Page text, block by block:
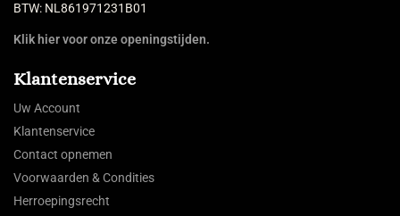
BTW: NL861971231B01
Klik hier voor onze openingstijden.
Klantenservice
Uw Account
Klantenservice
Contact opnemen
Voorwaarden & Condities
Herroepingsrecht